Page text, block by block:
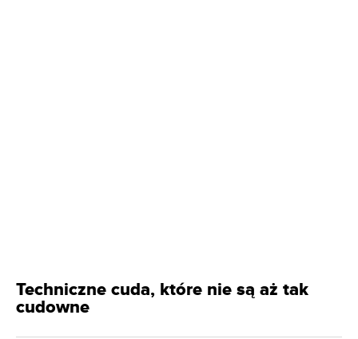
Techniczne cuda, które nie są aż tak
cudowne